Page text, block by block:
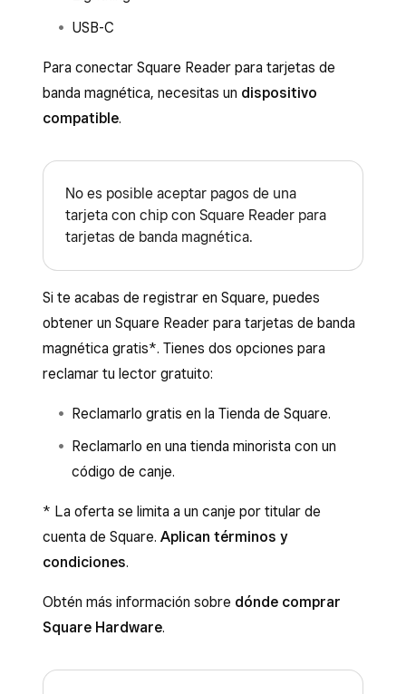
USB-C
Para conectar Square Reader para tarjetas de
banda magnética, necesitas un dispositivo
compatible.
No es posible aceptar pagos de una
tarjeta con chip con Square Reader para
tarjetas de banda magnética.
Si te acabas de registrar en Square, puedes
obtener un Square Reader para tarjetas de banda
magnética gratis*. Tienes dos opciones para
reclamar tu lector gratuito:
Reclamarlo gratis en la Tienda de Square.
Reclamarlo en una tienda minorista con un
código de canje.
* La oferta se limita a un canje por titular de
cuenta de Square. Aplican términos y
condiciones.
Obtén más información sobre dónde comprar
Square Hardware.